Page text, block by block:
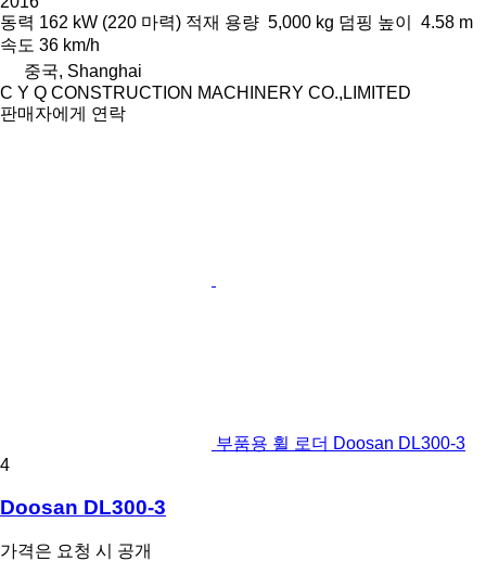
동력 162 kW (220 마력) 적재 용량 5,000 kg 덤핑 높이
4.58 m
속도 36 km/h
중국, Shanghai
C Y Q CONSTRUCTION MACHINERY CO.,LIMITED
판매자에게 연락
부품용 휠 로더 Doosan DL300-3
4
Doosan DL300-3
가격은 요청 시 공개